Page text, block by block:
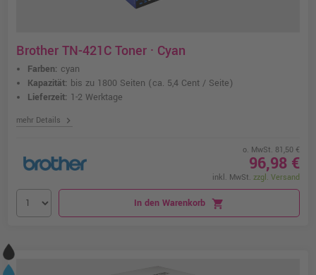
Brother TN-421C Toner · Cyan
Farben: cyan
Kapazität: bis zu 1800 Seiten (ca. 5,4 Cent / Seite)
Lieferzeit: 1-2 Werktage
mehr Details chevron_right
o. MwSt. 81,50 €
96,98 €
inkl. MwSt. zzgl. Versand
In den Warenkorb shopping_cart